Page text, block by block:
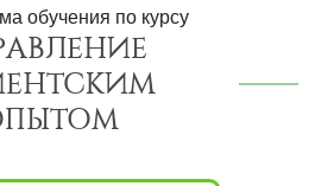
обучения по курсу